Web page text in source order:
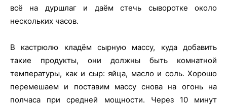
всё на дуршлаг и даём стечь сыворотке около
нескольких часов.
В кастрюлю кладём сырную массу, куда добавить
такие продукты, они должны быть комнатной
температуры, как и сыр: яйца, масло и соль. Хорошо
перемешаем и поставим массу снова на огонь на
полчаса при средней мощности. Через 10 минут